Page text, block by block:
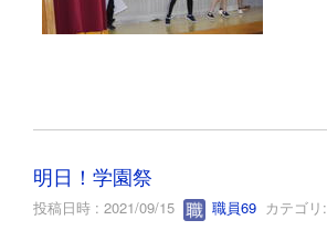
明日！学園祭
投稿日時 : 2021/09/15 職員69 カテゴリ: